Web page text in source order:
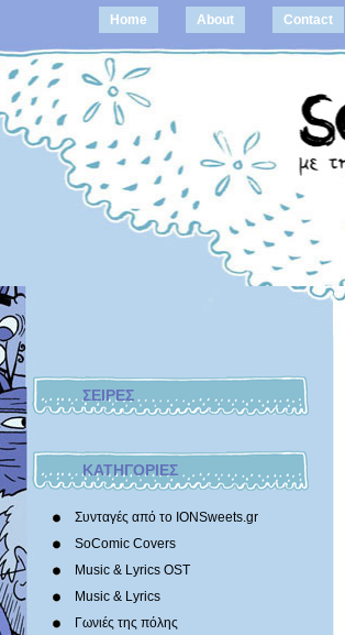
Home About Contact
ΣΕΙΡΕΣ
ΚΑΤΗΓΟΡΙΕΣ
Συνταγές από το IONSweets.gr
SoComic Covers
Music & Lyrics OST
Music & Lyrics
Γωνιές της πόλης